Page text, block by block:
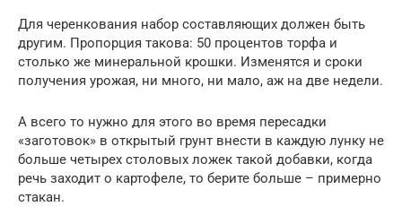
Для черенкования набор составляющих должен быть
другим. Пропорция такова: 50 процентов торфа и
столько же минеральной крошки. Изменятся и сроки
получения урожая, ни много, ни мало, аж на две недели.
А всего то нужно для этого во время пересадки
«заготовок» в открытый грунт внести в каждую лунку не
больше четырех столовых ложек такой добавки, когда
речь заходит о картофеле, то берите больше – примерно
стакан.